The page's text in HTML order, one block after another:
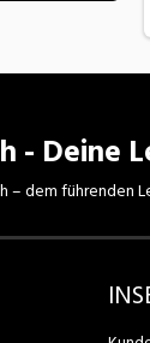
- Deine
– dem führenden